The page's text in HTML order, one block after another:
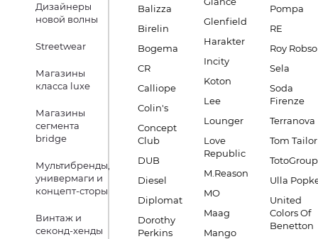
Дизайнеры
новой волны
Streetwear
Магазины
класса luxe
Магазины
сегмента
bridge
Мультибренды,
универмаги и
концепт-сторы
Винтаж и
секонд-хенды
Balizza
Birelin
Bogema
CR
Calliope
Colin's
Concept
Club
DUB
Diesel
Diplomat
Dorothy
Perkins
Glenfield
Harakter
Incity
Koton
Lee
Lounger
Love
Republic
M.Reason
MO
Maag
Mango
Pompa
RE
Roy
Sela
Soda
Firenze
Terranova
Tom Tailor
TotoGroup
Ulla
United
Colors Of
Benetton